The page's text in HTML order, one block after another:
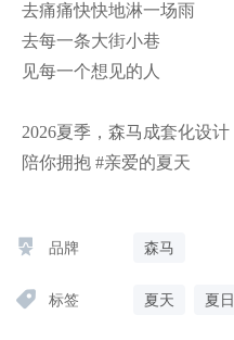
去痛痛快快地淋一场雨
去每一条大街小巷
见每一个想见的人
2026夏季，森马成套化设计
陪你拥抱 #亲爱的夏天
品牌 森马
标签 夏天 夏日